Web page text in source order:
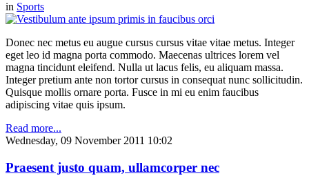
in Sports
Donec nec metus eu augue cursus cursus vitae vitae metus. Integer
eget leo id magna porta commodo. Maecenas ultrices lorem vel
magna tincidunt eleifend. Nulla ut lacus felis, eu aliquam massa.
Integer pretium ante non tortor cursus in consequat nunc sollicitudin.
Quisque mollis ornare porta. Fusce in mi eu enim faucibus
adipiscing vitae quis ipsum.
Read more...
Wednesday, 09 November 2011 10:02
Praesent justo quam, ullamcorper nec